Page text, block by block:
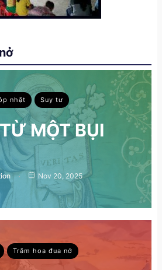
nhặt Suy tư
MỘT BỤI
Nov 20, 2025
Trăm hoa đua nở